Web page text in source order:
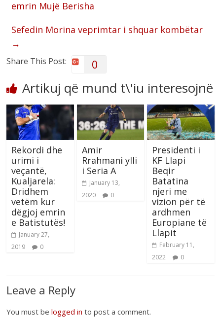
emrin Mujë Berisha
Sefedin Morina veprimtar i shquar kombëtar
→
Share This Post: 0
Artikuj që mund t\'iu interesojnë
Rekordi dhe
urimi i
veçantë,
Kualjarela:
Dridhem
vetëm kur
dëgjoj emrin
e Batistutës!
January 27,
2019
0
Amir
Rrahmani ylli
i Seria A
January 13,
2020
0
Presidenti i
KF Llapi
Beqir
Batatina
njeri me
vizion për të
ardhmen
Europiane të
Llapit
February 11,
2022
0
Leave a Reply
You must belogged in to post a comment.